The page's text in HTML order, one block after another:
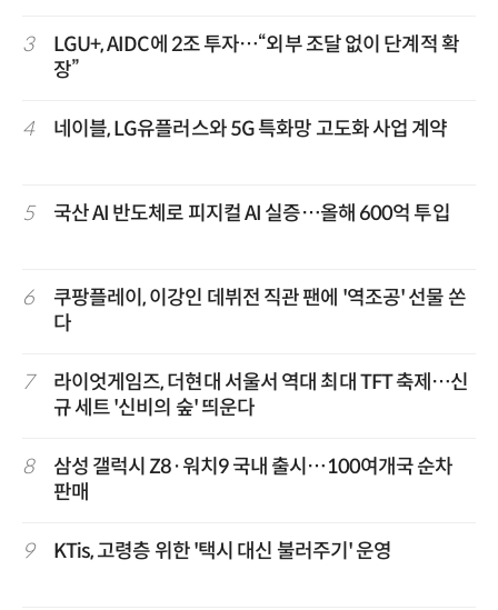
3
LGU+, AIDC에 2조 투자…“외부 조달 없이 단계적 확
장”
4 네이블, LG유플러스와 5G 특화망 고도화 사업 계약
5 국산 AI 반도체로 피지컬 AI 실증…올해 600억 투입
6
쿠팡플레이, 이강인 데뷔전 직관 팬에 '역조공' 선물 쏜
다
7
라이엇게임즈, 더현대 서울서 역대 최대 TFT 축제…신
규 세트 '신비의 숲' 띄운다
8
삼성 갤럭시 Z8·워치9 국내 출시…100여개국 순차
판매
9 KTis, 고령층 위한 '택시 대신 불러주기' 운영